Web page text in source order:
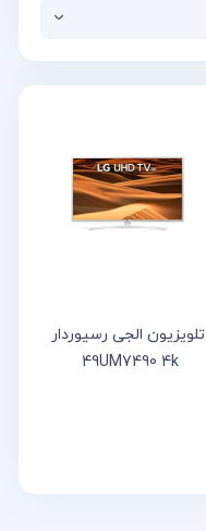
تلویزیون الجی رسیوردار
49UM7490 4k